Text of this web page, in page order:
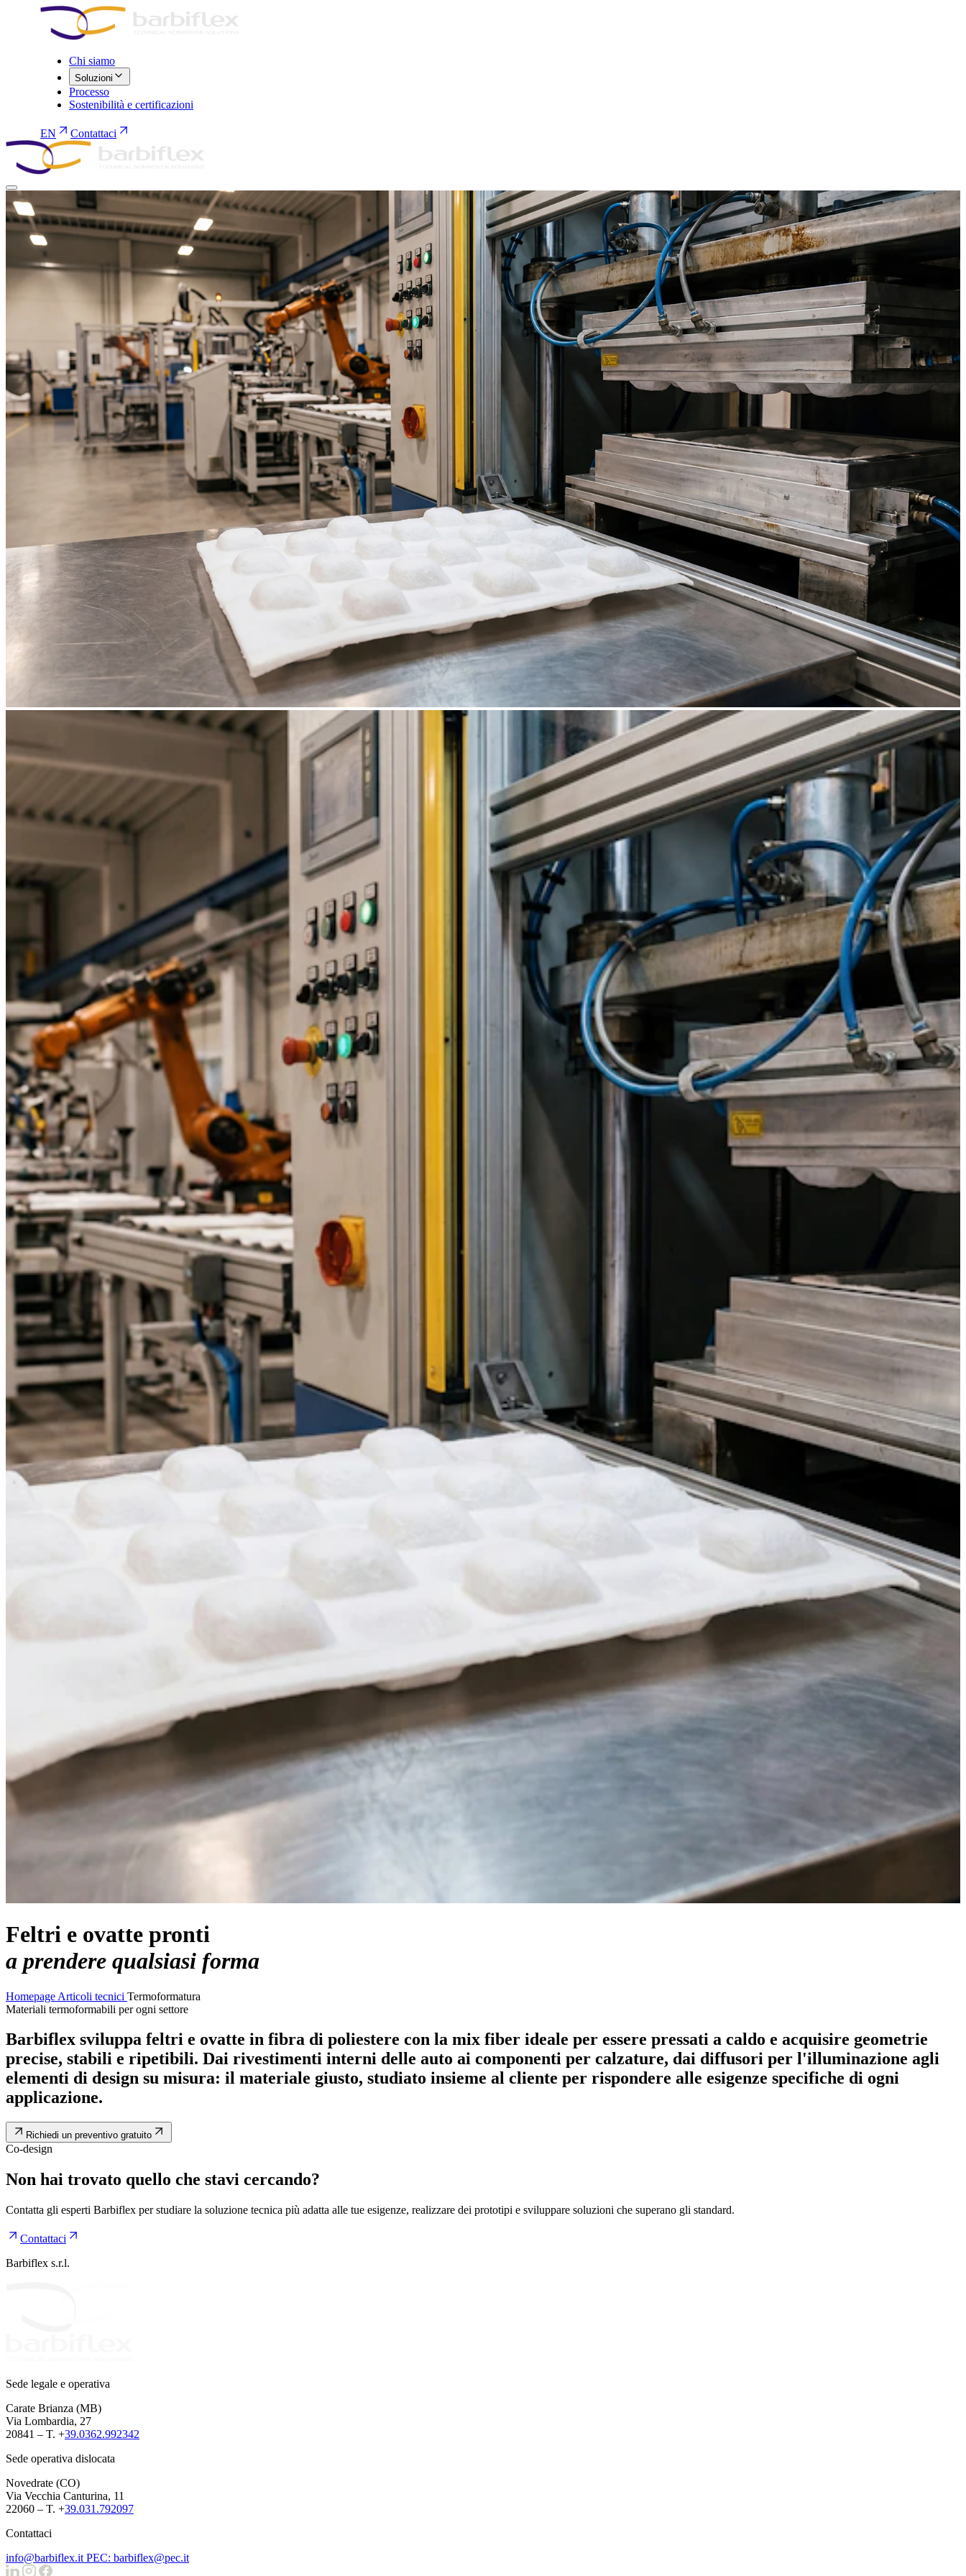
Chi siamo
Soluzioni
Processo
Sostenibilità e certificazioni
EN Contattaci
Feltri e ovatte pronti
a prendere qualsiasi forma
Homepage Articoli tecnici Termoformatura
Materiali termoformabili per ogni settore
Barbiflex sviluppa feltri e ovatte in fibra di poliestere con la mix fiber ideale per essere pressati a caldo e acquisire geometrie
precise, stabili e ripetibili. Dai rivestimenti interni delle auto ai componenti per calzature, dai diffusori per l'illuminazione agli
elementi di design su misura: il materiale giusto, studiato insieme al cliente per rispondere alle esigenze specifiche di ogni
applicazione.
Richiedi un preventivo gratuito
Co-design
Non hai trovato quello che stavi cercando?
Contatta gli esperti Barbiflex per studiare la soluzione tecnica più adatta alle tue esigenze, realizzare dei prototipi e sviluppare soluzioni che superano gli standard.
Contattaci
Barbiflex s.r.l.
Sede legale e operativa
Carate Brianza (MB)
Via Lombardia, 27
20841 – T. +39.0362.992342
Sede operativa dislocata
Novedrate (CO)
Via Vecchia Canturina, 11
22060 – T. +39.031.792097
Contattaci
info@barbiflex.it PEC: barbiflex@pec.it